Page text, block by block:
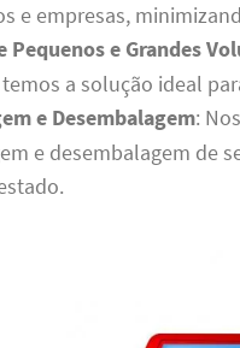
e empresas,
Pequenos e Grandes
a solução ideal
e Desembalagem:
e desembalagem de